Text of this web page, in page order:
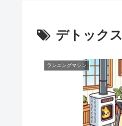
デトックス
ランニングマシン